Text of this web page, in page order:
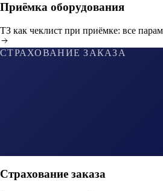
Приёмка оборудования
ТЗ как чеклист при приёмке: все
СТРАХОВАНИЕ ЗАКАЗА
Страхование заказа